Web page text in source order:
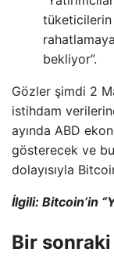
tüketicilerin
bekliyor”.
Gözler şimdi 2
istihdam
ayında ABD
gösterecek ve
dolayısıyla
İlgili: Bitcoin’in
Bir